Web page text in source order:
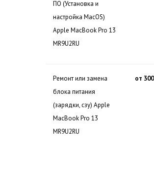
ПО (Установка и
настройка MacOS)
Apple MacBook Pro 13
MR9U2RU
Ремонт или замена
блока питания
(зарядки, сзу) Apple
MacBook Pro 13
MR9U2RU
от